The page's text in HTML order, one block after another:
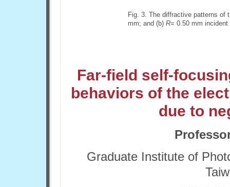
Fig. 3. The diffractive patterns of
mm; and (b) R= 0.50 mm
Far-field self-
behaviors of the
due to
Graduate Institute of